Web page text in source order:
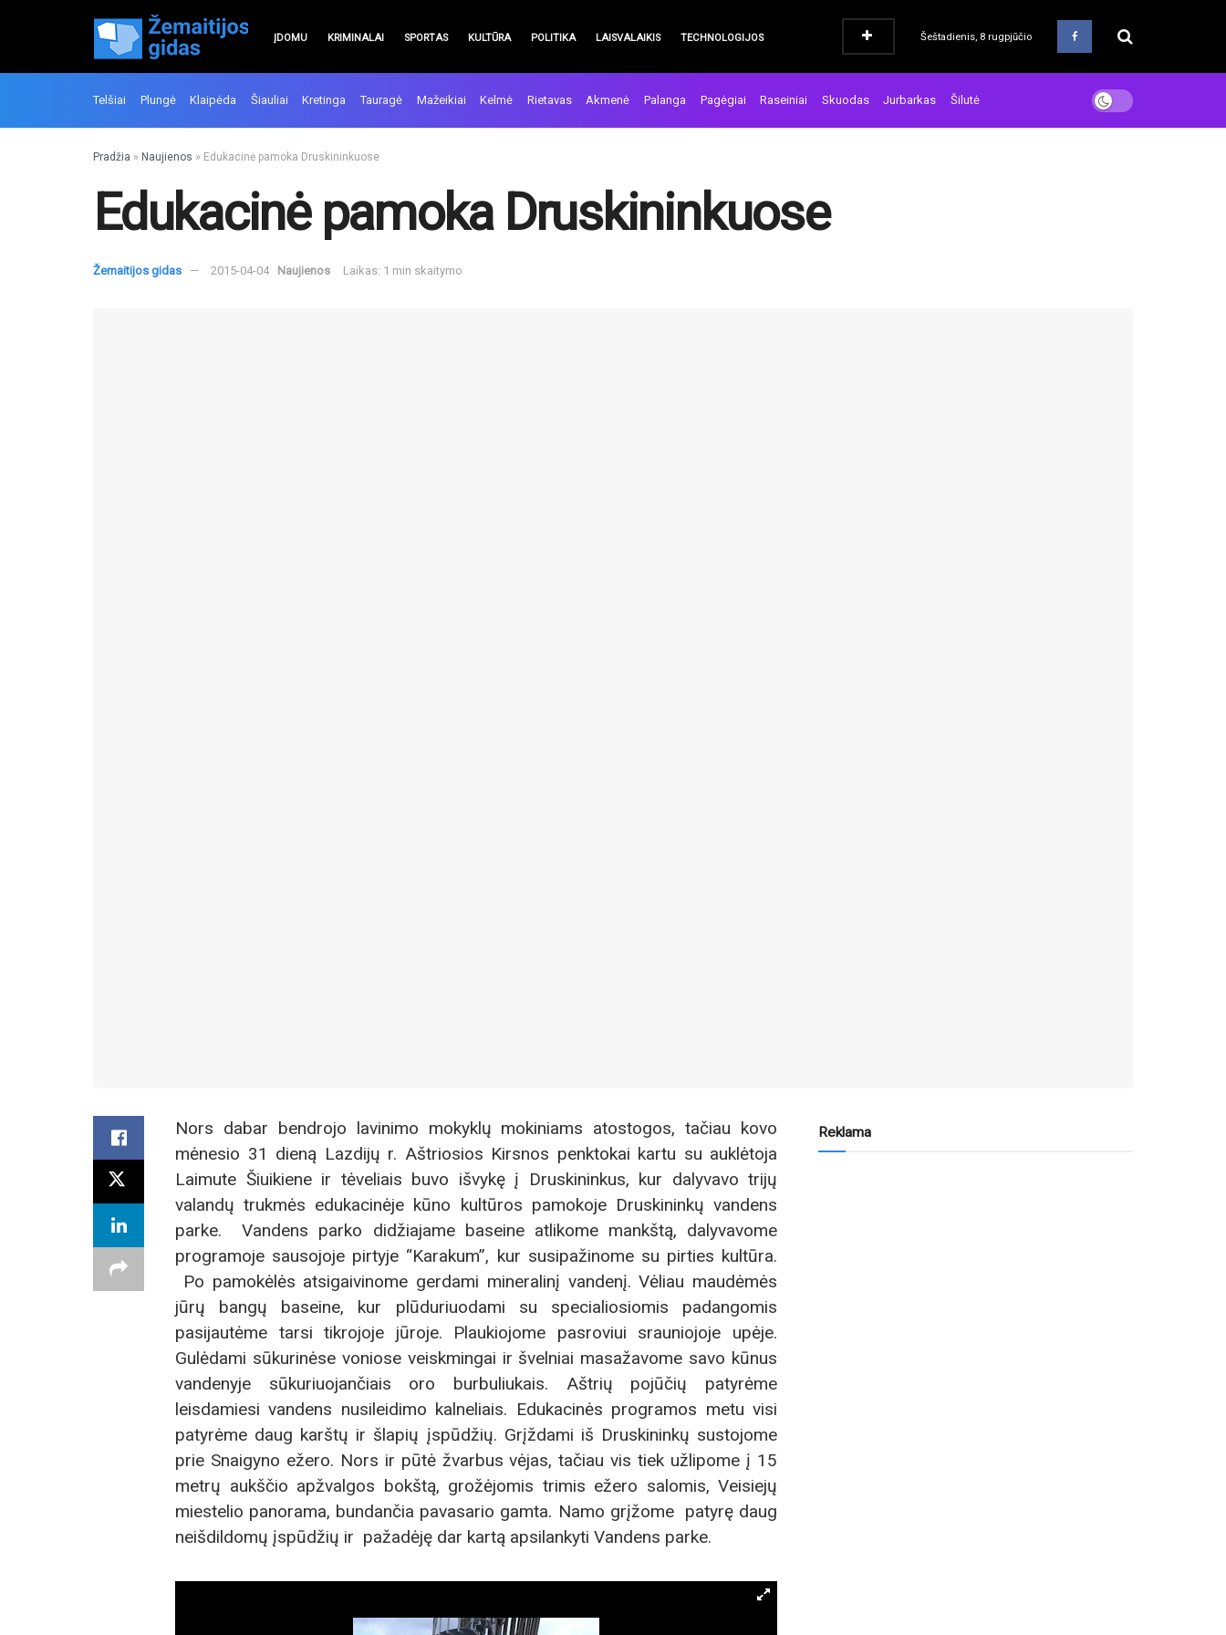
ĮDOMU KRIMINALAI SPORTAS KULTŪRA POLITIKA LAISVALAIKIS TECHNOLOGIJOS Šeštadienis, 8 rugpjūčio
Telšiai Plungė Klaipėda Šiauliai Kretinga Tauragė Mažeikiai Kelmė Rietavas Akmenė Palanga Pagėgiai Raseiniai Skuodas Jurbarkas Šilutė
Pradžia » Naujienos » Edukacinė pamoka Druskininkuose
Edukacinė pamoka Druskininkuose
Žemaitijos gidas 2015-04-04 Naujienos Laikas: 1 min skaitymo
Nors dabar bendrojo lavinimo mokyklų mokiniams atostogos, tačiau kovo
mėnesio 31 dieną Lazdijų r. Aštriosios Kirsnos penktokai kartu su auklėtoja
Laimute Šiuikiene ir tėveliais buvo išvykę į Druskininkus, kur dalyvavo trijų
valandų trukmės edukacinėje kūno kultūros pamokoje Druskininkų vandens
parke. Vandens parko didžiajame baseine atlikome mankštą, dalyvavome
programoje sausojoje pirtyje “Karakum”, kur susipažinome su pirties kultūra.
Po pamokėlės atsigaivinome gerdami mineralinį vandenį. Vėliau maudėmės
jūrų bangų baseine, kur plūduriuodami su specialiosiomis padangomis
pasijautėme tarsi tikrojoje jūroje. Plaukiojome pasroviui srauniojoje upėje.
Gulėdami sūkurinėse voniose veiskmingai ir švelniai masažavome savo kūnus
vandenyje sūkuriuojančiais oro burbuliukais. Aštrių pojūčių patyrėme
leisdamiesi vandens nusileidimo kalneliais. Edukacinės programos metu visi
patyrėme daug karštų ir šlapių įspūdžių. Grįždami iš Druskininkų sustojome
prie Snaigyno ežero. Nors ir pūtė žvarbus vėjas, tačiau vis tiek užlipome į 15
metrų aukščio apžvalgos bokštą, grožėjomis trimis ežero salomis, Veisiejų
miestelio panorama, bundančia pavasario gamta. Namo grįžome patyrę daug
neišdildomų įspūdžių ir pažadėję dar kartą apsilankyti Vandens parke.
Reklama